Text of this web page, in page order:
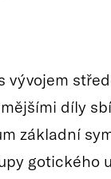
vývojem
díly
základní
gotického